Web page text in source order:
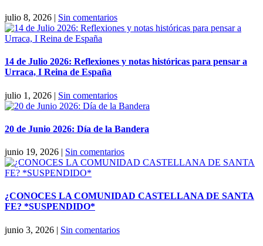
julio 8, 2026 | Sin comentarios
14 de Julio 2026: Reflexiones y notas históricas para pensar a
Urraca, I Reina de España
julio 1, 2026 | Sin comentarios
20 de Junio 2026: Día de la Bandera
junio 19, 2026 | Sin comentarios
¿CONOCES LA COMUNIDAD CASTELLANA DE SANTA
FE? *SUSPENDIDO*
junio 3, 2026 | Sin comentarios